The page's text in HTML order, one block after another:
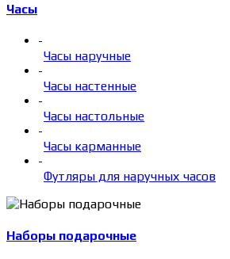
Часы
-
Часы наручные
-
Часы настенные
-
Часы настольные
-
Часы карманные
-
Футляры для наручных часов
Наборы подарочные